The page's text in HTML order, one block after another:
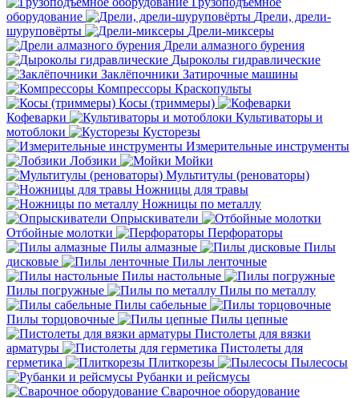
оборудование
Дрели, дрели-
шуруповёрты
Дрели-миксеры
Дрели алмазного бурения
Дыроколы гидравлические
Заклёпочники Затирочные машины
Компрессоры Краскопульты
Косы (триммеры)
Кофеварки
Культиваторы и
мотоблоки
Кусторезы
Измерительные инструменты
Лобзики
Мойки
Мультитулы (реноваторы)
Ножницы для травы
Ножницы по металлу
Опрыскиватели
Отбойные молотки
Перфораторы
Пилы алмазные
Пилы
дисковые
Пилы ленточные
Пилы настольные
Пилы погружные
Пилы по металлу
Пилы сабельные
Пилы торцовочные
Пилы цепные
Пистолеты для вязки
арматуры
Пистолеты для
герметика
Плиткорезы
Пылесосы
Рубанки и рейсмусы
Сварочное оборудование